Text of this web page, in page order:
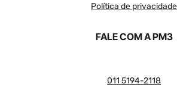
Política de privacidade
FALE COM A PM3
011 5194-2118